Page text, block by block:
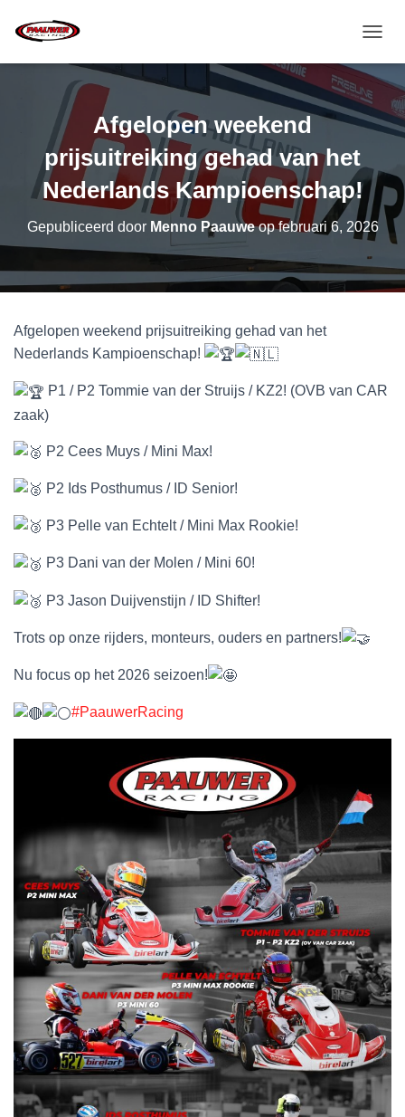
O
G
G
L
E
A
V
I
G
A
I
E
Afgelopen weekend
prijsuitreiking gehad van het
Nederlands Kampioenschap!
Gepubliceerd door Menno Paauweopfebruari 6, 2026
Afgelopen weekend prijsuitreiking gehad van het
Nederlands Kampioenschap!
P1 / P2 Tommie van der Struijs / KZ2! (OVB van CAR
zaak)
P2 Cees Muys / Mini Max!
P2 Ids Posthumus / ID Senior!
P3 Pelle van Echtelt / Mini Max Rookie!
P3 Dani van der Molen / Mini 60!
P3 Jason Duijvenstijn / ID Shifter!
Trots op onze rijders, monteurs, ouders en partners!
Nu focus op het 2026 seizoen!
#PaauwerRacing